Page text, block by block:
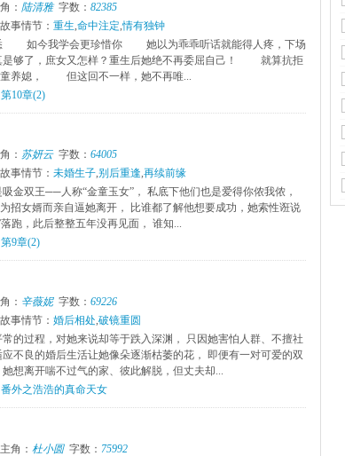
： 陆清雅字数： 82385
故事情节： 重生,命中注定,情有独钟
如今我学会更珍惜你 她以为乖乖听话就能得人疼，下场
够了，庶女又怎样？重生后她绝不再委屈自己！ 就算抗拒
童养媳， 但这回不一样，她不再唯...
第10章(2)
： 苏妍云字数： 64005
故事情节： 未婚生子,别后重逢,再续前缘
金双王──人称“金童玉女”， 私底下他们也是爱得你侬我侬，
招女婿而亲自逼她离开， 比谁都了解他想要成功，她索性诳说
跑，此后整整五年没再见面， 谁知...
第9章(2)
： 辛薇妮字数： 69226
故事情节： 婚后相处,破镜重圆
的过程，对她来说却等于跌入深渊， 只因她害怕人群、不擅社
不良的婚后生活让她像朵逐渐枯萎的花， 即便有一对可爱的双
想离开喘不过气的家、彼此解脱，但丈夫却...
番外之浩浩的真命天女
角： 杜小圆字数： 75992